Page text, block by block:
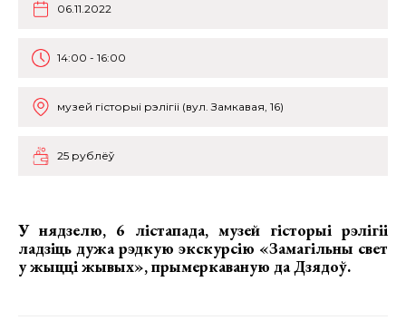
06.11.2022
14:00 - 16:00
музей гісторыі рэлігіі (вул. Замкавая, 16)
25 рублёў
У нядзелю, 6 лістапада, музей гісторыі рэлігіі
ладзіць дужа рэдкую экскурсію «Замагільны свет
у жыцці жывых», прымеркаваную да Дзядоў.